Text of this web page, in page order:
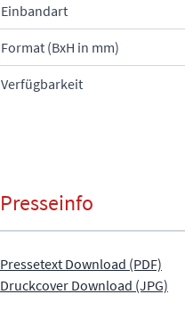
Einbandart
Format (BxH in mm)
Verfügbarkeit
Presseinfo
Pressetext Download (PDF)
Druckcover Download (JPG)